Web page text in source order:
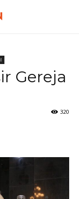
Gereja
320